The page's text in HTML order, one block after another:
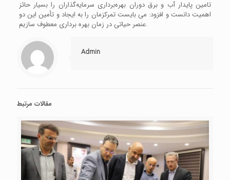
تامین پایدار آب و برق دوران بهره‌برداری سرمایه‌گذاران را بسیار حائز
اهمیت دانست و افزود: می بایست تمرکزمان را به ایجاد و تأمین این دو
عنصر حیاتی در زمان بهره برداری معطوف سازیم.
Admin
مقالات مرتبط